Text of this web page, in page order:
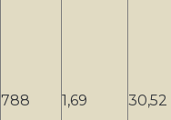
788 1,69 30,52